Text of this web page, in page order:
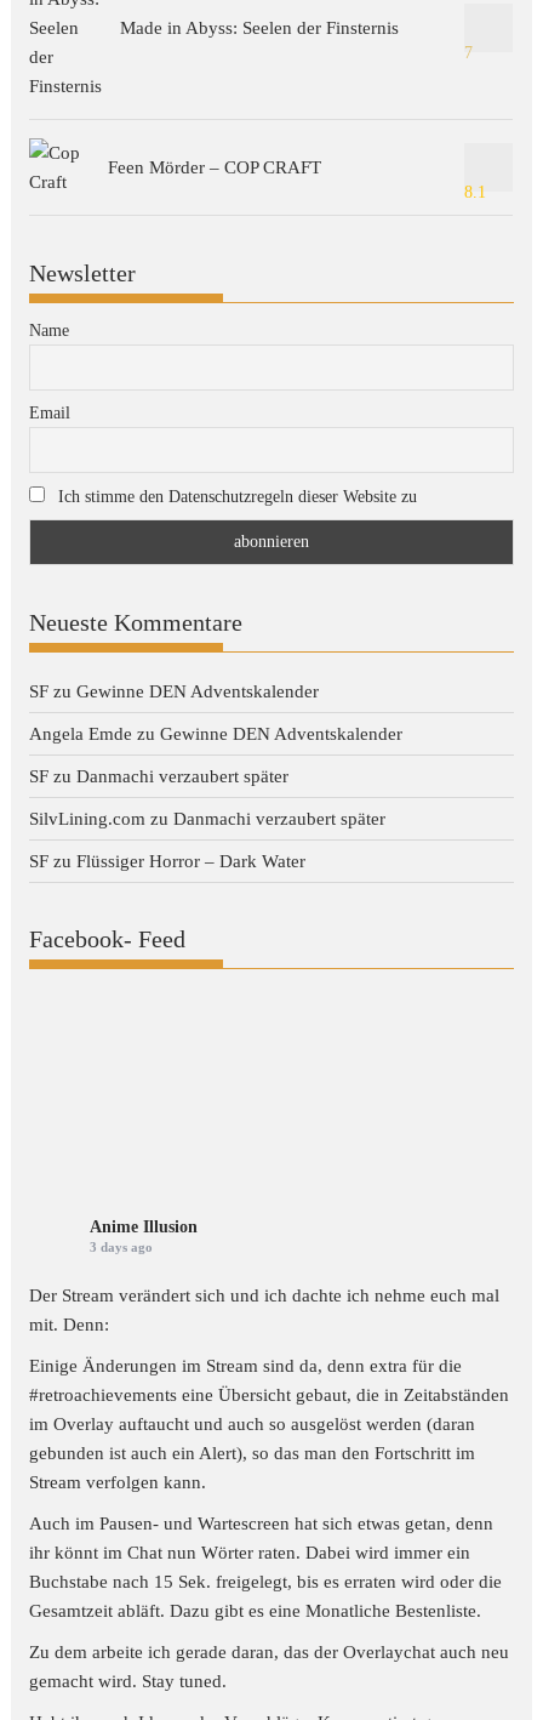
Made in Abyss: Seelen der Finsternis
7
Feen Mörder – COP CRAFT
8.1
Newsletter
Name
Email
Ich stimme den Datenschutzregeln dieser Website zu
Neueste Kommentare
SF zuGewinne DEN Adventskalender
Angela Emde zuGewinne DEN Adventskalender
SF zuDanmachi verzaubert später
SilvLining.com zuDanmachi verzaubert später
SF zuFlüssiger Horror – Dark Water
Facebook- Feed
Anime Illusion
3 days ago
Der Stream verändert sich und ich dachte ich nehme euch mal
mit. Denn:
Einige Änderungen im Stream sind da, denn extra für die
#retroachievements eine Übersicht gebaut, die in Zeitabständen
im Overlay auftaucht und auch so ausgelöst werden (daran
gebunden ist auch ein Alert), so das man den Fortschritt im
Stream verfolgen kann.
Auch im Pausen- und Wartescreen hat sich etwas getan, denn
ihr könnt im Chat nun Wörter raten. Dabei wird immer ein
Buchstabe nach 15 Sek. freigelegt, bis es erraten wird oder die
Gesamtzeit abläft. Dazu gibt es eine Monatliche Bestenliste.
Zu dem arbeite ich gerade daran, das der Overlaychat auch neu
gemacht wird. Stay tuned.